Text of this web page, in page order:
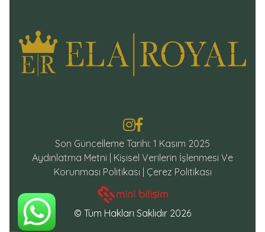
Son Güncelleme Tarihi: 1 Kasım 2025
Aydınlatma Metni
Kişisel Verilerin İşlenmesi Ve
Korunması Politikası
Çerez Politikası
© Tüm Hakları Saklıdır 2026